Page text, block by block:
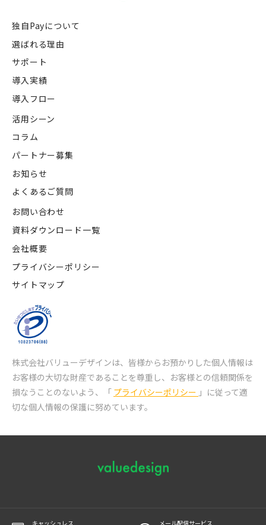
独自Payについて
選ばれる理由
サポート
導入実績
導入フロー
活用シーン
コラム
パートナー募集
お知らせ
よくあるご質問
お問い合わせ
資料ダウンロード一覧
会社概要
プライバシーポリシー
サイトマップ
株式会社バリューデザインは、皆様からお預かりした個人情報は
お客様の大切な財産であることを尊重し、 お客様との信頼関係を
損なうことのないよう、「 プライバシーポリシー 」に従って適
切な個人情報の保護に努めています。
キャッシュレス メール配信サービス